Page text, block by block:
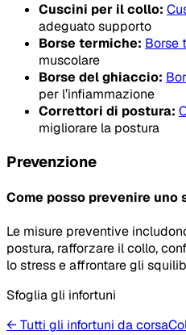
Cuscini per il collo:
adeguato supporto
Borse termiche: Borse
muscolare
Borse del ghiaccio:
per l’infiammazione
Correttori di postura:
migliorare la postura
Prevenzione
Come posso prevenire uno
Le misure preventive
postura, rafforzare il collo,
lo stress e affrontare gli
Sfoglia gli infortuni
← Tutti gli infortuni da corsa